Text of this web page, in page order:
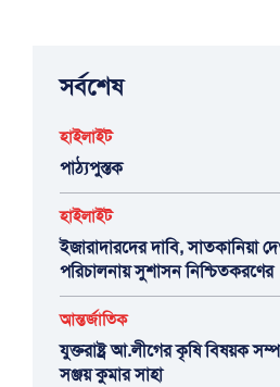
সর্বশেষ
হাইলাইট
পাঠ্যপুস্তক
হাইলাইট
ইজারাদারদের দাবি, সাতকানিয়া
পরিচালনায় সুশাসন নিশ্চিতকরণের
আন্তর্জাতিক
যুক্তরাষ্ট্র আ.লীগের কৃষি বিষয়ক
সঞ্জয় কুমার সাহা